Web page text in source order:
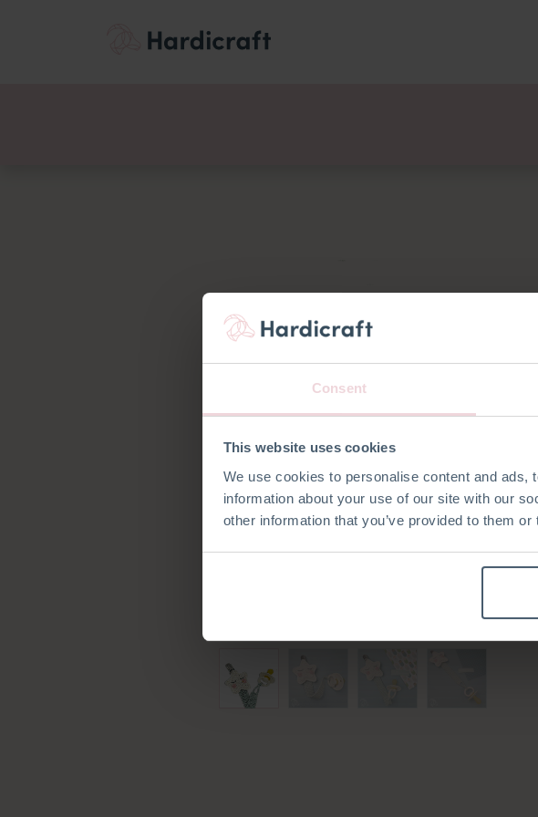
Consent
This website uses cookies
We use cookies to personalise content and
information about your use of our site with our
other information that you’ve provided to them